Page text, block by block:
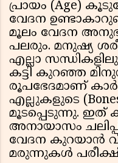
പ്രായം (Age)
വേദന
മൂലം വേദന
പലരും. മനുഷ്യ
എല്ലാ
കട്ടി കുറഞ്ഞ
രൂപഭേദമാണ്
എല്ലുകളുടെ
മൂടപ്പെടുന്നു.
അനായാസം
വേദന കുറയാൻ
മരുന്നുകൾ